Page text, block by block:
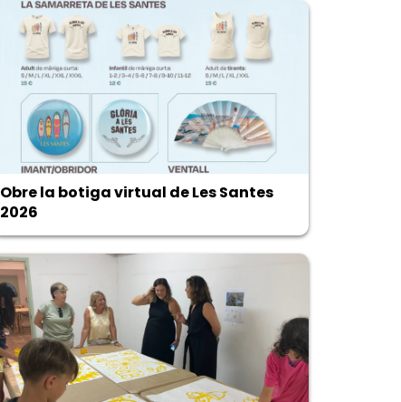
Obre la botiga virtual de Les Santes
2026